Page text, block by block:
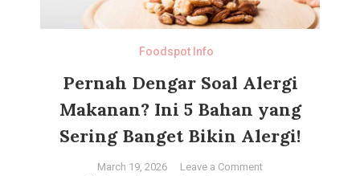
Foodspot Info
Pernah Dengar Soal Alergi
Makanan? Ini 5 Bahan yang
Sering Banget Bikin Alergi!
March 19, 2026 Leave a Commenton